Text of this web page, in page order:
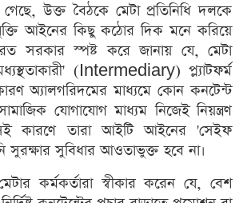
উক্ত বৈঠকে মেটা প্রতিনিধি দলকে
আইনের কিছু কঠোর দিক মনে করিয়ে
সরকার স্পষ্ট করে জানায় যে, মেটা
(Intermediary) প্ল্যাটফর্ম
অ্যালগরিদমের মাধ্যমে কোন কনটেন্ট
যোগাযোগ মাধ্যম নিজেই নিয়ন্ত্রণ
কারণে তারা আইটি আইনের 'সেইফ
সুরক্ষার সুবিধার আওতাভুক্ত হবে না।
কর্মকর্তারা স্বীকার করেন যে, বেশ